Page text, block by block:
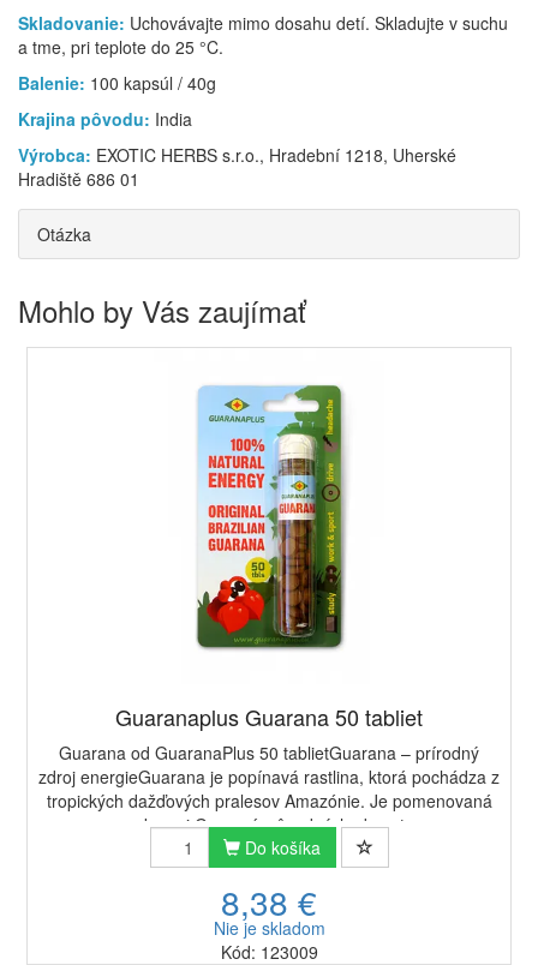
Skladovanie: Uchovávajte mimo dosahu detí. Skladujte v suchu
a tme, pri teplote do 25 °C.
Balenie: 100 kapsúl / 40g
Krajina pôvodu: India
Výrobca: EXOTIC HERBS s.r.o., Hradební 1218, Uherské
Hradiště 686 01
Otázka
Mohlo by Vás zaujímať
Guaranaplus Guarana 50 tabliet
Guarana od GuaranaPlus 50 tablietGuarana – prírodný
zdroj energieGuarana je popínavá rastlina, ktorá pochádza z
tropických dažďových pralesov Amazónie. Je pomenovaná
po kmeni Guaraní, pôvodných obyvat...
Do košíka
8,38 €
Nie je skladom
Kód: 123009